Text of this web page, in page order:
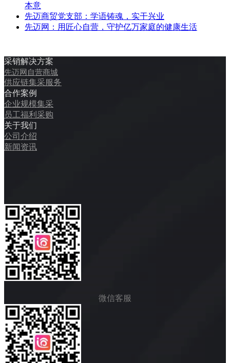
本意
先迈商贸党支部：学语铸魂，实干兴业
先迈网：用匠心自营，守护亿万家庭的健康生活
采销解决方案
先迈网自营商城
供应链集采服务
合作案例
企业规模集采
员工福利采购
关于我们
公司介绍
新闻资讯
微信客服